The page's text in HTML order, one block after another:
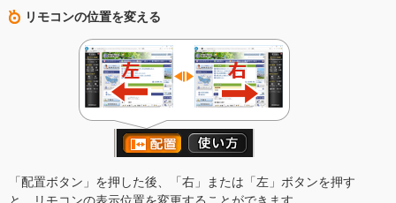
リモコンの位置を変える
「配置ボタン」を押した後、「右」または「左」ボタンを押す